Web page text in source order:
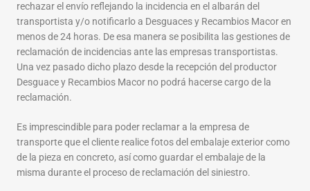
rechazar el envío reflejando la incidencia en el albarán del
transportista y/o notificarlo a Desguaces y Recambios Macor en
menos de 24 horas. De esa manera se posibilita las gestiones de
reclamación de incidencias ante las empresas transportistas.
Una vez pasado dicho plazo desde la recepción del productor
Desguace y Recambios Macor no podrá hacerse cargo de la
reclamación.
Es imprescindible para poder reclamar a la empresa de
transporte que el cliente realice fotos del embalaje exterior como
de la pieza en concreto, así como guardar el embalaje de la
misma durante el proceso de reclamación del siniestro.